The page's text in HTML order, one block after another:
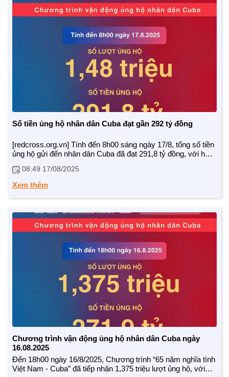
NHỊP CẦU NHÂN ÁI
Nhịp cầu Nhân ái VTV1
Số tiền ủng hộ nhân dân Cuba đạt gần 292 tỷ đồng
[redcross.org.vn] Tính đến 8h00 sáng ngày 17/8, tổng số tiền
ủng hộ gửi đến nhân dân Cuba đã đạt 291,8 tỷ đồng, với hơn
tinh thần tương thân tương ái, nghĩa tình quốc tế sâu sắc
giữa hai dân tộc Việt Nam – Cuba.
08:49 17/08/2025
Xem thêm
Chương trình vận động ủng hộ nhân dân Cuba ngày
16.08.2025
Đến 18h00 ngày 16/8/2025, Chương trình “65 năm nghĩa tình
Việt Nam - Cuba” đã tiếp nhận 1,375 triệu lượt ủng hộ, với